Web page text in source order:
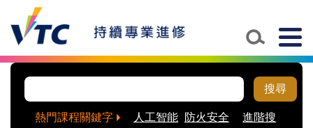
搜尋
熱門課程關鍵字 人工智能
防火安全
進階搜